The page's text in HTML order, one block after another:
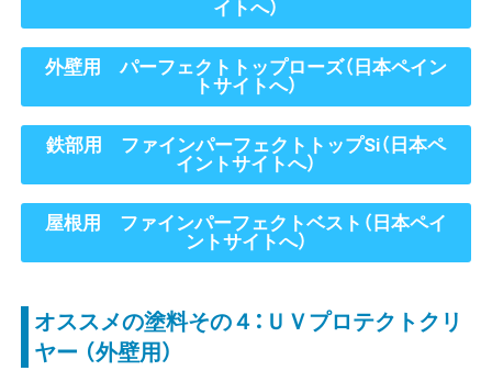
イトへ）
外壁用 パーフェクトトップローズ（日本ペイン
トサイトへ）
鉄部用 ファインパーフェクトトップSi（日本ペ
イントサイトへ）
屋根用 ファインパーフェクトベスト（日本ペイ
ントサイトへ）
オススメの塗料その４：ＵＶプロテクトクリ
ヤー （外壁用）